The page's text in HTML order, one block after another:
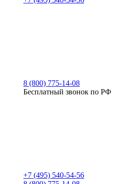
8 (800) 775-14-08
Бесплатный звонок по РФ
+7 (495) 540-54-56